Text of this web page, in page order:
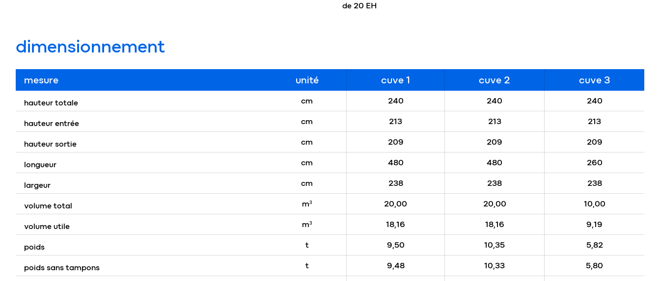
de 20 EH
dimensionnement
mesure unité cuve 1 cuve 2 cuve 3
hauteur totale cm 240 240 240
hauteur entrée cm 213 213 213
hauteur sortie cm 209 209 209
longueur cm 480 480 260
largeur cm 238 238 238
volume total m³ 20,00 20,00 10,00
volume utile m³ 18,16 18,16 9,19
poids t 9,50 10,35 5,82
poids sans tampons t 9,48 10,33 5,80